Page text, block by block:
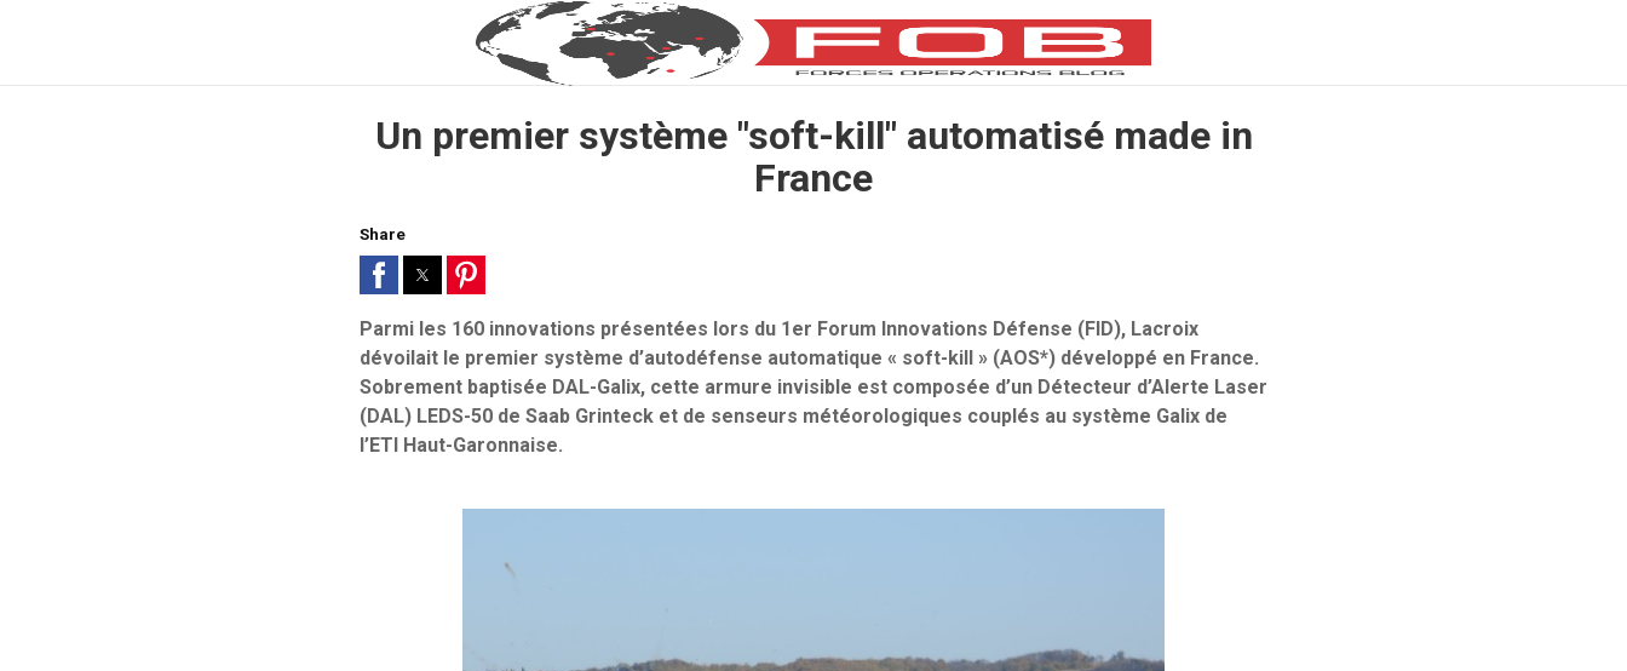
Un premier système "soft-kill" automatisé made in
France
Share
Parmi les 160 innovations présentées lors du 1er Forum Innovations Défense (FID), Lacroix
dévoilait le premier système d’autodéfense automatique « soft-kill » (AOS*) développé en France.
Sobrement baptisée DAL-Galix, cette armure invisible est composée d’un Détecteur d’Alerte Laser
(DAL) LEDS-50 de Saab Grinteck et de senseurs météorologiques couplés au système Galix de
l’ETI Haut-Garonnaise.